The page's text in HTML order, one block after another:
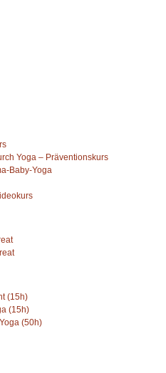
Yoga – Präventionskurs
Baby-Yoga
(15h)
(15h)
(50h)